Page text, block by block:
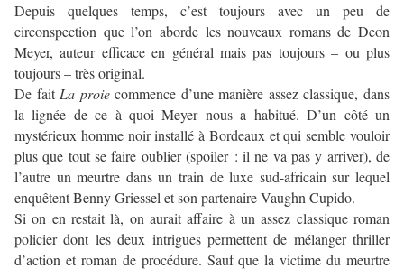
Depuis quelques temps, c’est toujours avec un peu de
circonspection que l’on aborde les nouveaux romans de Deon
Meyer, auteur efficace en général mais pas toujours – ou plus
toujours – très original.
De fait La proiecommence d’une manière assez classique, dans
la lignée de ce à quoi Meyer nous a habitué. D’un côté un
mystérieux homme noir installé à Bordeaux et qui semble vouloir
plus que tout se faire oublier (spoiler : il ne va pas y arriver), de
l’autre un meurtre dans un train de luxe sud-africain sur lequel
enquêtent Benny Griessel et son partenaire Vaughn Cupido.
Si on en restait là, on aurait affaire à un assez classique roman
policier dont les deux intrigues permettent de mélanger thriller
d’action et roman de procédure. Sauf que la victime du meurtre